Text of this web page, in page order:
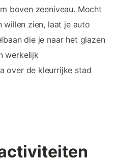
boven zeeniveau. Mocht
willen zien, laat je auto
die je naar het glazen
werkelijk
over de kleurrijke stad